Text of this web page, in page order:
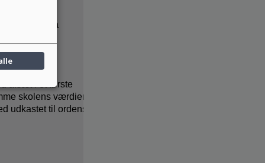
dem på
afsæt i et første
skolens værdier
udkastet til ordens-